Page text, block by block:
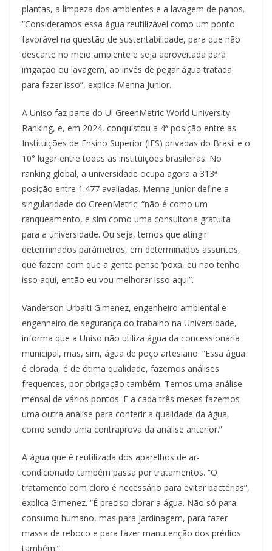
plantas, a limpeza dos ambientes e a lavagem de panos.
“Consideramos essa água reutilizável como um ponto
favorável na questão de sustentabilidade, para que não
descarte no meio ambiente e seja aproveitada para
irrigação ou lavagem, ao invés de pegar água tratada
para fazer isso”, explica Menna Junior.
A Uniso faz parte do Ul GreenMetric World University
Ranking, e, em 2024, conquistou a 4ª posição entre as
Instituições de Ensino Superior (IES) privadas do Brasil e o
10° lugar entre todas as instituições brasileiras. No
ranking global, a universidade ocupa agora a 313ª
posição entre 1.477 avaliadas. Menna Junior define a
singularidade do GreenMetric: “não é como um
ranqueamento, e sim como uma consultoria gratuita
para a universidade. Ou seja, temos que atingir
determinados parâmetros, em determinados assuntos,
que fazem com que a gente pense ‘poxa, eu não tenho
isso aqui, então eu vou melhorar isso aqui”.
Vanderson Urbaiti Gimenez, engenheiro ambiental e
engenheiro de segurança do trabalho na Universidade,
informa que a Uniso não utiliza água da concessionária
municipal, mas, sim, água de poço artesiano. “Essa água
é clorada, é de ótima qualidade, fazemos análises
frequentes, por obrigação também. Temos uma análise
mensal de vários pontos. E a cada três meses fazemos
uma outra análise para conferir a qualidade da água,
como sendo uma contraprova da análise anterior.”
A água que é reutilizada dos aparelhos de ar-
condicionado também passa por tratamentos. “O
tratamento com cloro é necessário para evitar bactérias”,
explica Gimenez. “É preciso clorar a água. Não só para
consumo humano, mas para jardinagem, para fazer
massa de reboco e para fazer manutenção dos prédios
também.”